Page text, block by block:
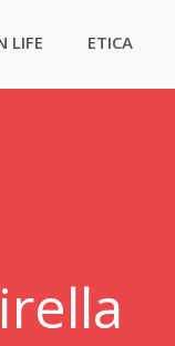
LIFE ETICA